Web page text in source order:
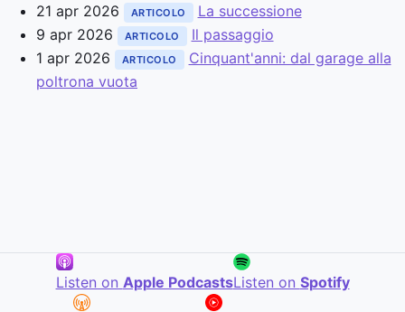
21 apr 2026 ARTICOLO
La successione
9 apr 2026
ARTICOLO
Il passaggio
1 apr 2026
ARTICOLO
Cinquant'anni: dal garage alla
poltrona vuota
Listen on Apple PodcastsListen on Spotify